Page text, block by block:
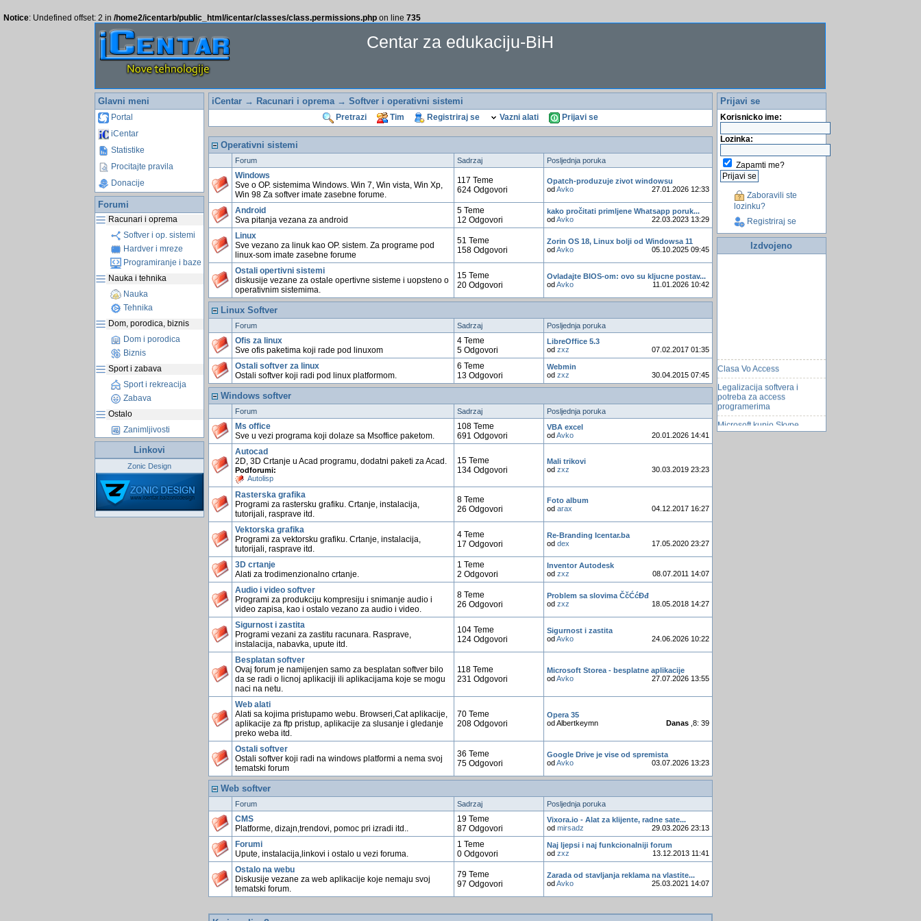
Notice: Undefined offset: 2 in /home2/icentarb/public_html/icentar/classes/class.permissions.php on line 735
Centar za edukaciju-BiH
Glavni meni
Portal
iCentar
Statistike
Procitajte pravila
Donacije
Forumi
Racunari i oprema
Softver i op. sistemi
Hardver i mreze
Programiranje i baze
Nauka i tehnika
Nauka
Tehnika
Dom, porodica, biznis
Dom i porodica
Biznis
Sport i zabava
Sport i rekreacija
Zabava
Ostalo
Zanimljivosti
Linkovi
Zonic Design
iCentar→ Racunari i oprema→ Softver i operativni sistemi
Pretrazi Tim Registriraj se Vazni alati Prijavi se
Operativni sistemi
Forum Sadrzaj Posljednja poruka
Windows
Sve o OP. sistemima Windows. Win 7, Win vista, Win Xp,
Win 98 Za softver imate zasebne forume.
117 Teme
624 Odgovori
Opatch-produzuje zivot windowsu
odAvko 27.01.2026 12:33
Android
Sva pitanja vezana za android
5 Teme
12 Odgovori
kako pročitati primljene Whatsapp poruk...
odAvko 22.03.2023 13:29
Linux
Sve vezano za linuk kao OP. sistem. Za programe pod
linux-som imate zasebne forume
51 Teme
158 Odgovori
Zorin OS 18, Linux bolji od Windowsa 11
odAvko 05.10.2025 09:45
Ostali opertivni sistemi
diskusije vezane za ostale opertivne sisteme i uopsteno o
operativnim sistemima.
15 Teme
20 Odgovori
Ovladajte BIOS-om: ovo su kljucne postav...
odAvko 11.01.2026 10:42
Linux Softver
Forum Sadrzaj Posljednja poruka
Ofis za linux
Sve ofis paketima koji rade pod linuxom
4 Teme
5 Odgovori
LibreOffice 5.3
od zxz 07.02.2017 01:35
Ostali softver za linux
Ostali softver koji radi pod linux platformom.
6 Teme
13 Odgovori
Webmin
od zxz 30.04.2015 07:45
Windows softver
Forum Sadrzaj Posljednja poruka
Ms office
Sve u vezi programa koji dolaze sa Msoffice paketom.
108 Teme
691 Odgovori
VBA excel
odAvko 20.01.2026 14:41
Autocad
2D, 3D Crtanje u Acad programu, dodatni paketi za Acad.
Podforumi:
Autolisp
15 Teme
134 Odgovori
Mali trikovi
od zxz 30.03.2019 23:23
Rasterska grafika
Programi za rastersku grafiku. Crtanje, instalacija,
tutorijali, rasprave itd.
8 Teme
26 Odgovori
Foto album
od arax 04.12.2017 16:27
Vektorska grafika
Programi za vektorsku grafiku. Crtanje, instalacija,
tutorijali, rasprave itd.
4 Teme
17 Odgovori
Re-Branding Icentar.ba
od dex 17.05.2020 23:27
3D crtanje
Alati za trodimenzionalno crtanje.
1 Teme
2 Odgovori
Inventor Autodesk
od zxz 08.07.2011 14:07
Audio i video softver
Programi za produkciju kompresiju i snimanje audio i
video zapisa, kao i ostalo vezano za audio i video.
8 Teme
26 Odgovori
Problem sa slovima ČčĆćĐđ
od zxz 18.05.2018 14:27
Sigurnost i zastita
Programi vezani za zastitu racunara. Rasprave,
instalacija, nabavka, upute itd.
104 Teme
124 Odgovori
Sigurnost i zastita
odAvko 24.06.2026 10:22
Besplatan softver
Ovaj forum je namijenjen samo za besplatan softver bilo
da se radi o licnoj aplikaciji ili aplikacijama koje se mogu
naci na netu.
118 Teme
231 Odgovori
Microsoft Storea - besplatne aplikacije
odAvko 27.07.2026 13:55
Web alati
Alati sa kojima pristupamo webu. Browseri,Cat aplikacije,
aplikacije za ftp pristup, aplikacije za slusanje i gledanje
preko weba itd.
70 Teme
208 Odgovori
Opera 35
od Albertkeymn
Danas ,8: 39
Ostali softver
Ostali softver koji radi na windows platformi a nema svoj
tematski forum
36 Teme
75 Odgovori
Google Drive je vise od spremista
odAvko 03.07.2026 13:23
Web softver
Forum Sadrzaj Posljednja poruka
CMS
Platforme, dizajn,trendovi, pomoc pri izradi itd..
19 Teme
87 Odgovori
Vixora.io - Alat za klijente, radne sate...
od mirsadz 29.03.2026 23:13
Forumi
Upute, instalacija,linkovi i ostalo u vezi foruma.
1 Teme
0 Odgovori
Naj ljepsi i naj funkcionalniji forum
od zxz 13.12.2013 11:41
Ostalo na webu
Diskusije vezane za web aplikacije koje nemaju svoj
tematski forum.
79 Teme
97 Odgovori
Zarada od stavljanja reklama na vlastite...
odAvko 25.03.2021 14:07
Prijavi se
Korisnicko ime:
Lozinka:
Zapamti me?
Zaboravili ste
lozinku?
Registriraj se
Izdvojeno
Clasa Vo Access
Legalizacija softvera i
potreba za access
programerima
Microsoft kupio Skype